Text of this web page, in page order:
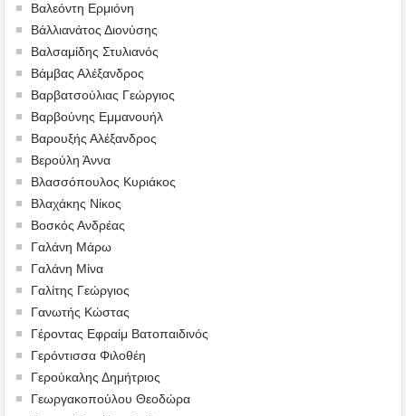
Βαλεόντη Ερμιόνη
Βάλλιανάτος Διονύσης
Βαλσαμίδης Στυλιανός
Βάμβας Αλέξανδρος
Βαρβατσούλιας Γεώργιος
Βαρβούνης Εμμανουήλ
Βαρουξής Αλέξανδρος
Βερούλη Άννα
Βλασσόπουλος Κυριάκος
Βλαχάκης Νίκος
Βοσκός Ανδρέας
Γαλάνη Μάρω
Γαλάνη Μίνα
Γαλίτης Γεώργιος
Γανωτής Κώστας
Γέροντας Εφραίμ Βατοπαιδινός
Γερόντισσα Φιλοθέη
Γερούκαλης Δημήτριος
Γεωργακοπούλου Θεοδώρα